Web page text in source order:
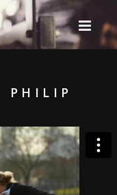
PHILIP